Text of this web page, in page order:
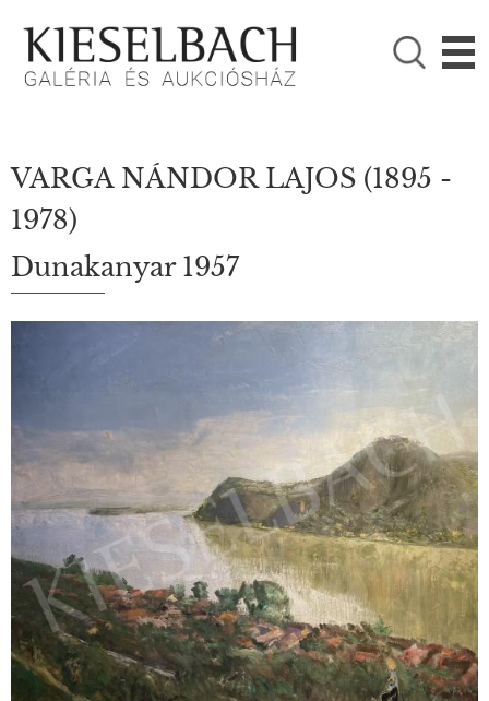

KÉRJÜK VÁLASSZON!
Festmények
VARGA NÁNDOR LAJOS (1895 -
1978)
Dunakanyar 1957